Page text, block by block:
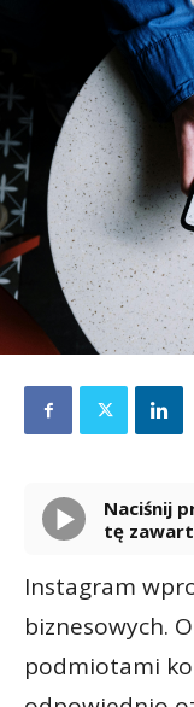
Naciśnij przycisk odtwarzania, aby odsłuchać
tę
Instagram
biznesowych.
podmiotami